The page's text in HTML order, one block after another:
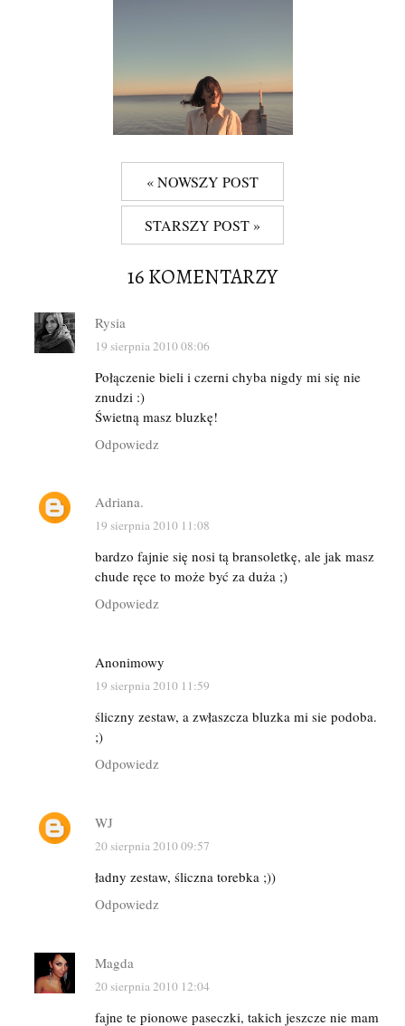
« NOWSZY POST
STARSZY POST »
16 KOMENTARZY
Rysia
19 sierpnia 2010 08:06
Połączenie bieli i czerni chyba nigdy mi się nie
znudzi :)
Świetną masz bluzkę!
Odpowiedz
Adriana.
19 sierpnia 2010 11:08
bardzo fajnie się nosi tą bransoletkę, ale jak masz
chude ręce to może być za duża ;)
Odpowiedz
Anonimowy
19 sierpnia 2010 11:59
śliczny zestaw, a zwłaszcza bluzka mi sie podoba.
;)
Odpowiedz
WJ
20 sierpnia 2010 09:57
ładny zestaw, śliczna torebka ;))
Odpowiedz
Magda
20 sierpnia 2010 12:04
fajne te pionowe paseczki, takich jeszcze nie mam